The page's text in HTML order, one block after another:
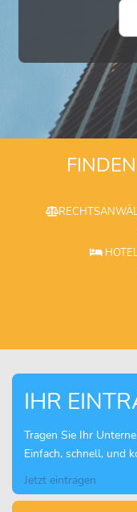
IHR
Tragen Sie Ihr
Einfach, schnell, und
Jetzt eintragen